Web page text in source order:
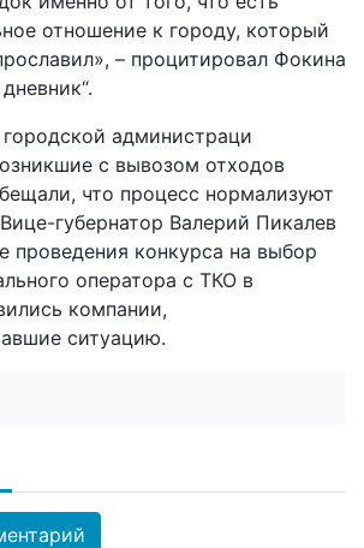
отношение к городу, который
– процитировал Фокина
администраци
с вывозом отходов
что процесс нормализуют
губернатор Валерий Пикалев
проведения конкурса на выбор
оператора с ТКО в
компании,
ситуацию.